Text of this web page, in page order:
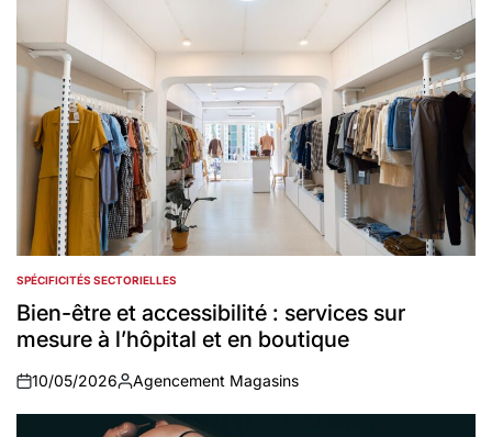
POSTED
IN
SPÉCIFICITÉS SECTORIELLES
Bien-être et accessibilité : services sur
mesure à l’hôpital et en boutique
on
10/05/2026
Auteur
Agencement Magasins